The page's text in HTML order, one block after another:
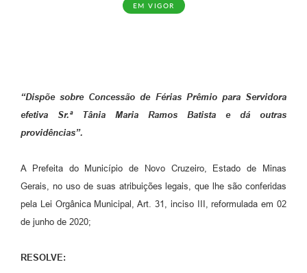
EM VIGOR
“Dispõe sobre Concessão de Férias Prêmio para Servidora
efetiva Sr.ª Tânia Maria Ramos Batista e dá outras
providências”.
A Prefeita do Município de Novo Cruzeiro, Estado de Minas
Gerais, no uso de suas atribuições legais, que lhe são conferidas
pela Lei Orgânica Municipal, Art. 31, inciso III, reformulada em 02
de junho de 2020;
RESOLVE: